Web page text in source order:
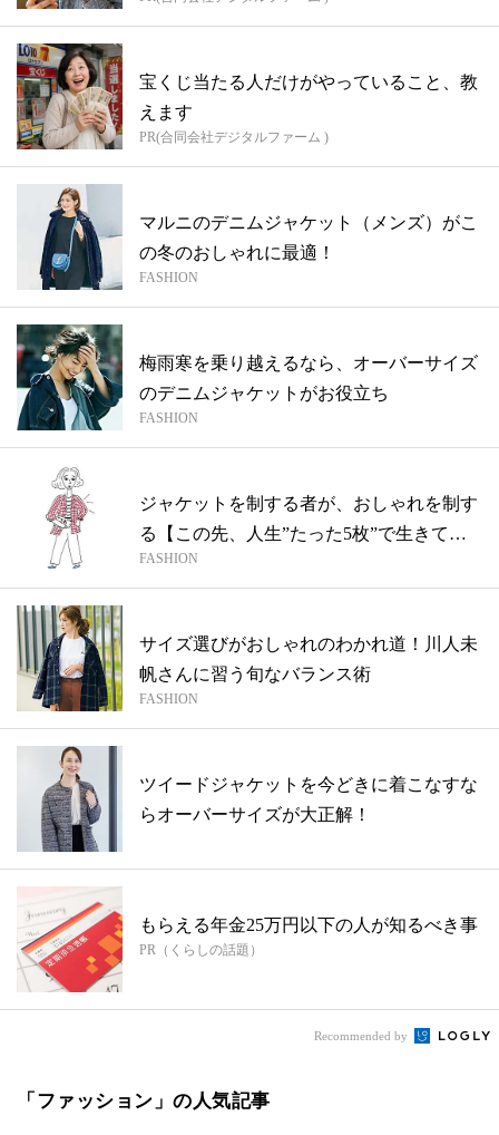
宝くじ当たる人だけがやっていること、教
えます
PR(合同会社デジタルファーム )
マルニのデニムジャケット（メンズ）がこ
の冬のおしゃれに最適！
FASHION
梅雨寒を乗り越えるなら、オーバーサイズ
のデニムジャケットがお役立ち
FASHION
ジャケットを制する者が、おしゃれを制す
る【この先、人生”たった5枚”で生きてい
く...
FASHION
サイズ選びがおしゃれのわかれ道！川人未
帆さんに習う旬なバランス術
FASHION
ツイードジャケットを今どきに着こなすな
らオーバーサイズが大正解！
もらえる年金25万円以下の人が知るべき事
PR（くらしの話題）
Recommended by
「ファッション」の人気記事